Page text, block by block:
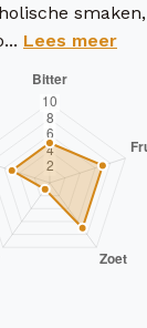
smaken,
Lees meer